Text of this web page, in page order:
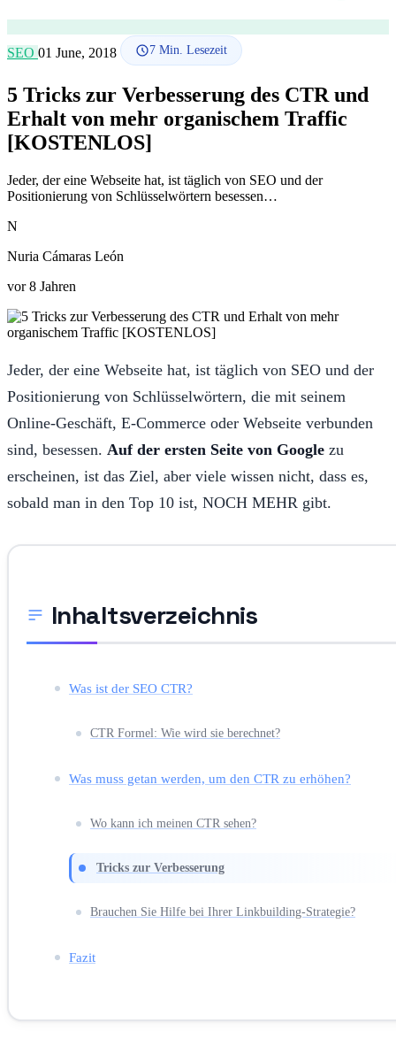
SEO 01 June, 2018 7 Min. Lesezeit
5 Tricks zur Verbesserung des CTR und
Erhalt von mehr organischem Traffic
[KOSTENLOS]
Jeder, der eine Webseite hat, ist täglich von SEO und der
Positionierung von Schlüsselwörtern besessen…
N
Nuria Cámaras León
vor 8 Jahren
Jeder, der eine Webseite hat, ist täglich von SEO und der
Positionierung von Schlüsselwörtern, die mit seinem
Online-Geschäft, E-Commerce oder Webseite verbunden
sind, besessen. Auf der ersten Seite von Google zu
erscheinen, ist das Ziel, aber viele wissen nicht, dass es,
sobald man in den Top 10 ist, NOCH MEHR gibt.
Inhaltsverzeichnis
Was ist der SEO CTR?
CTR Formel: Wie wird sie berechnet?
Was muss getan werden, um den CTR zu erhöhen?
Wo kann ich meinen CTR sehen?
Tricks zur Verbesserung
Brauchen Sie Hilfe bei Ihrer Linkbuilding-Strategie?
Fazit